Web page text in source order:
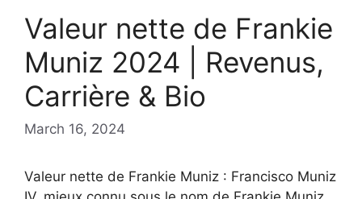
Valeur nette de Frankie
Muniz 2024 | Revenus,
Carrière & Bio
March 16, 2024
Valeur nette de Frankie Muniz : Francisco Muniz